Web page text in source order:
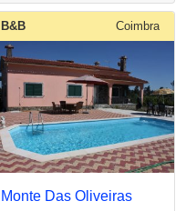
B&B Coimbra
Monte Das Oliveiras